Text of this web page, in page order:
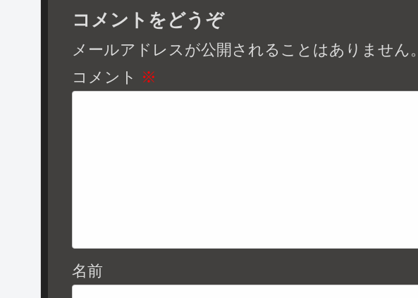
コメントをどうぞ
メールアドレスが公開されることはありません。
コメント ※
名前